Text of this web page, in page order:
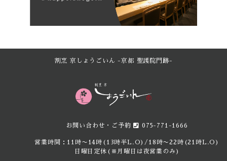
割烹 京しょうごいん -京都 聖護院門跡-
お問い合わせ・ご予約 075-771-1666
営業時間：11時〜14時(13時半L.O)/18時〜22時(21時L.O)
日曜日定休(※月曜日は夜営業のみ)